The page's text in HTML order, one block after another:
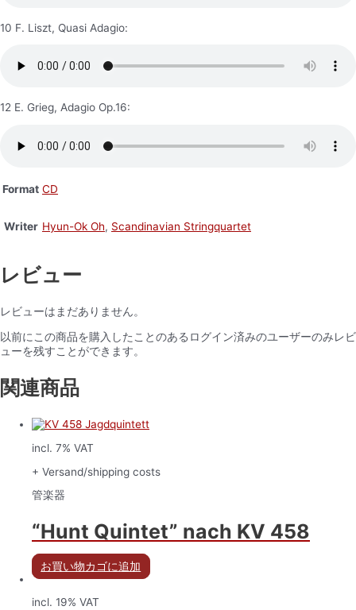
10 F. Liszt, Quasi Adagio:
12 E. Grieg, Adagio Op.16:
Format CD
Writer Hyun-Ok Oh, Scandinavian Stringquartet
レビュー
レビューはまだありません。
以前にこの商品を購入したことのあるログイン済みのユーザーのみレビ
ューを残すことができます。
関連商品
incl. 7% VAT
+ Versand/shipping costs
管楽器
“Hunt Quintet” nach KV 458
お買い物カゴに追加
incl. 19% VAT